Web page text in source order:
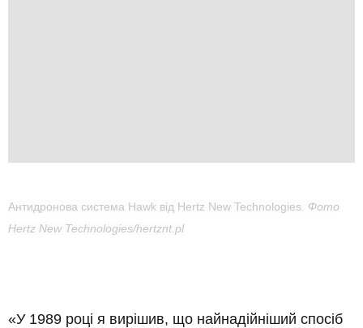
Антидронова система Hawk від Hertz New Technologies. Фото
Hertz New Technologies/hertznt.pl
«У 1989 році я вирішив, що найнадійніший спосіб